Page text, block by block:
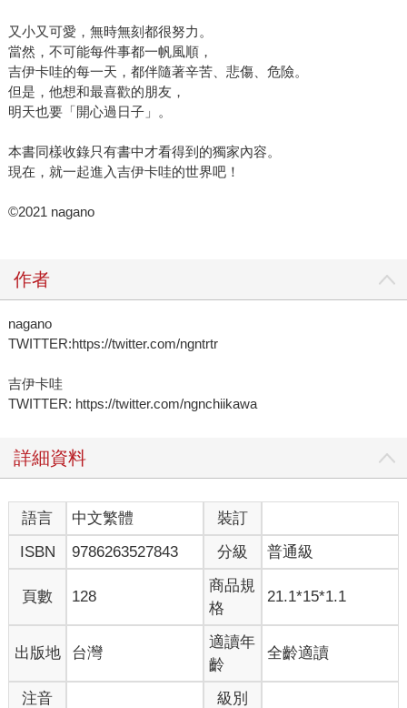
又小又可愛，無時無刻都很努力。
當然，不可能每件事都一帆風順，
吉伊卡哇的每一天，都伴隨著辛苦、悲傷、危險。
但是，他想和最喜歡的朋友，
明天也要「開心過日子」。
本書同樣收錄只有書中才看得到的獨家內容。
現在，就一起進入吉伊卡哇的世界吧！
©2021 nagano
作者
nagano
TWITTER:https://twitter.com/ngntrtr
吉伊卡哇
TWITTER: https://twitter.com/ngnchiikawa
詳細資料
語言 中文繁體
裝訂
ISBN
9786263527843 分級 普通級
頁數 128
商品規
格
21.1*15*1.1
出版地 台灣
適讀年
齡
全齡適讀
注音 級別